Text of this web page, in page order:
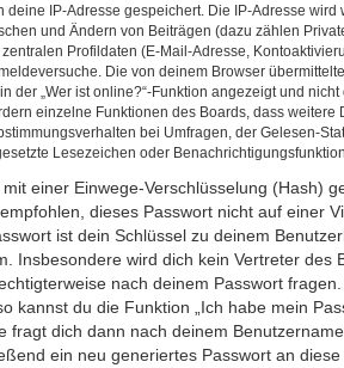
deine IP-Adresse gespeichert. Die IP-Adresse
und Ändern von Beiträgen (dazu zählen
Profildaten (E-Mail-Adresse,
Die von deinem Browser
der „Wer ist online?“-Funktion angezeigt und
einzelne Funktionen des Boards, dass weitere
bei Umfragen, der Gelesen-
Lesezeichen oder
einer Einwege-Verschlüsselung (Hash)
dieses Passwort nicht auf einer
ist dein Schlüssel zu deinem
Insbesondere wird dich kein Vertreter des
nach deinem Passwort
kannst du die Funktion „Ich habe mein
fragt dich dann nach deinem
ein neu generiertes Passwort an